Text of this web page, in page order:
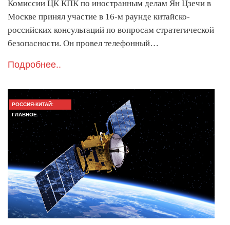
Комиссии ЦК КПК по иностранным делам Ян Цзечи в
Москве принял участие в 16-м раунде китайско-
российских консультаций по вопросам стратегической
безопасности. Он провел телефонный…
Подробнее..
РОССИЯ-КИТАЙ:
ГЛАВНОЕ